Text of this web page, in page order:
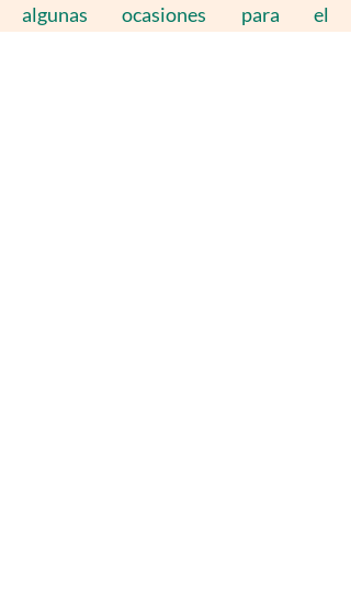
algunas ocasiones para el